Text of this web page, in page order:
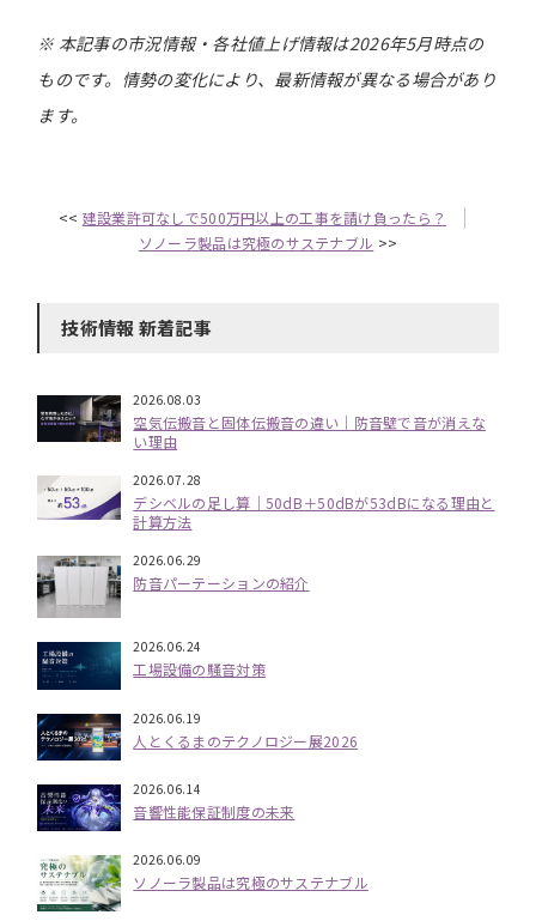
※ 本記事の市況情報・各社値上げ情報は2026年5月時点の
ものです。情勢の変化により、最新情報が異なる場合があり
ます。
<< 建設業許可なしで500万円以上の工事を請け負ったら？
ソノーラ製品は究極のサステナブル >>
技術情報 新着記事
2026.08.03
空気伝搬音と固体伝搬音の違い｜防音壁で音が消えな
い理由
2026.07.28
デシベルの足し算｜50dB＋50dBが53dBになる理由と
計算方法
2026.06.29
防音パーテーションの紹介
2026.06.24
工場設備の騒音対策
2026.06.19
人とくるまのテクノロジー展2026
2026.06.14
音響性能保証制度の未来
2026.06.09
ソノーラ製品は究極のサステナブル